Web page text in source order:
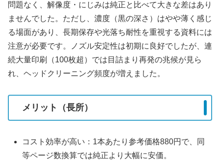
問題なく、解像度・にじみは純正と比べて大きな差はあり
ませんでした。ただし、濃度（黒の深さ）はやや薄く感じ
る場面があり、長期保存や光落ち耐性を重視する資料には
注意が必要です。ノズル安定性は初期に良好でしたが、連
続大量印刷（100枚超）では目詰まり再発の兆候が見ら
れ、ヘッドクリーニング頻度が増えました。
メリット（長所）
コスト効率が高い：1本あたり参考価格880円で、同
等ページ数換算では純正より大幅に安価。